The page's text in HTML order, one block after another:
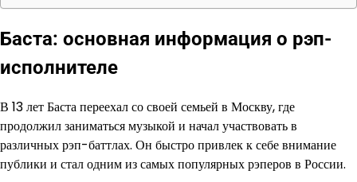
Баста: основная информация о рэп-
исполнителе
В 13 лет Баста переехал со своей семьей в Москву, где
продолжил заниматься музыкой и начал участвовать в
различных рэп-баттлах. Он быстро привлек к себе внимание
публики и стал одним из самых популярных рэперов в России.